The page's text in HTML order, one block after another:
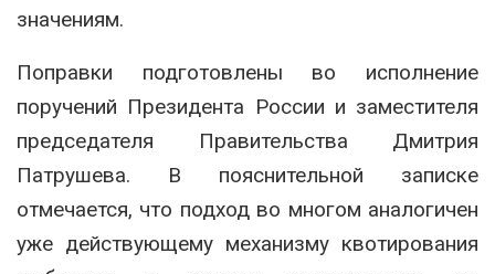
значениям.
Поправки подготовлены во исполнение
поручений Президента России и заместителя
председателя Правительства Дмитрия
Патрушева. В пояснительной записке
отмечается, что подход во многом аналогичен
уже действующему механизму квотирования